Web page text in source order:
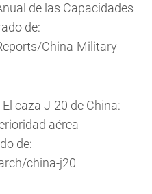
de las Capacidades
de:
China-Military-
caza J-20 de China:
aérea
de:
china-j20